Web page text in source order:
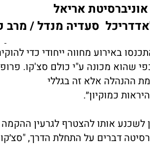
אריאל
סעדיה מנדל/ מרב
באירוע מחווה ייחודי כדי
שהוא מכונה ע"י כולם סצ'קו.
ההנהלה אלא זה בגללי
כמוקיון״.
לשכנע אותו להצטרף לגרעין